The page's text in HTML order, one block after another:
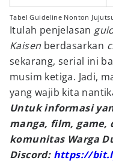
Tabel Guideline Nonton
Itulah penjelasan
Kaisen berdasarkan
sekarang, serial ini
musim ketiga. Jadi,
yang wajib kita
Untuk informasi
manga, film, game,
komunitas Warga
Discord: https://